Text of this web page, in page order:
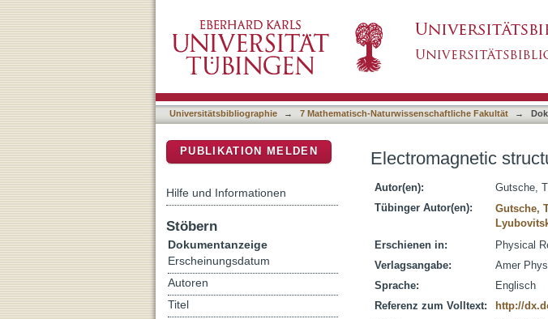
Universitätsbibliographie → 7 Mathematisch-Naturwissenschaftliche Fakultät →
Electromagnetic
Autor(en): Gutsche,
Tübinger Autor(en):
Gutsche,
Erschienen in:
Physical
Verlagsangabe:
Amer
Sprache:
Englisch
Referenz zum Volltext:
http://
PUBLIKATION MELDEN
Hilfe und Informationen
Stöbern
Dokumentanzeige
Erscheinungsdatum
Autoren
Titel